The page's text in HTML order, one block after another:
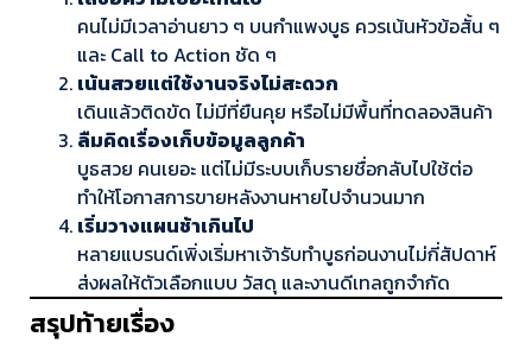
คนไม่มีเวลาอ่านยาว ๆ บนกำแพงบูธ ควรเน้นหัวข้อสั้น ๆ
และ Call to Action ชัด ๆ
เน้นสวยแต่ใช้งานจริงไม่สะดวก
เดินแล้วติดขัด ไม่มีที่ยืนคุย หรือไม่มีพื้นที่ทดลองสินค้า
ลืมคิดเรื่องเก็บข้อมูลลูกค้า
บูธสวย คนเยอะ แต่ไม่มีระบบเก็บรายชื่อกลับไปใช้ต่อ
ทำให้โอกาสการขายหลังงานหายไปจำนวนมาก
เริ่มวางแผนช้าเกินไป
หลายแบรนด์เพิ่งเริ่มหาเจ้ารับทำบูธก่อนงานไม่กี่สัปดาห์
ส่งผลให้ตัวเลือกแบบ วัสดุ และงานดีเทลถูกจำกัด
สรุปท้ายเรื่อง